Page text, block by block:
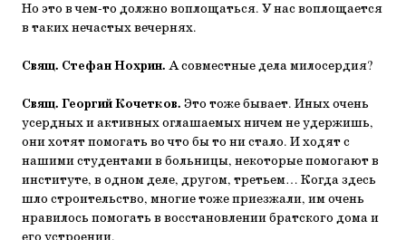
Но это в чем-то должно воплощаться. У нас воплощается
в таких нечастых вечернях.
Свящ. Стефан Нохрин. А совместные дела милосердия?
Свящ. Георгий Кочетков. Это тоже бывает. Иных очень
усердных и активных оглашаемых ничем не удержишь,
они хотят помогать во что бы то ни стало. И ходят с
нашими студентами в больницы, некоторые помогают в
институте, в одном деле, другом, третьем… Когда здесь
шло строительство, многие тоже приезжали, им очень
нравилось помогать в восстановлении братского дома и